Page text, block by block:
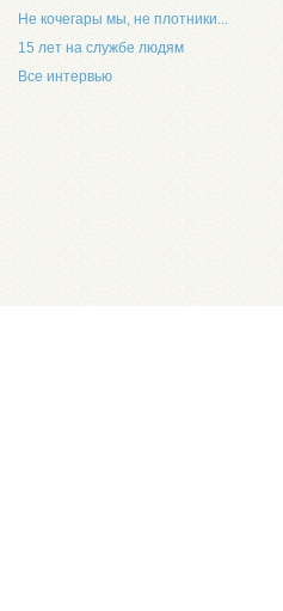
Не кочегары мы, не плотники...
15 лет на службе людям
Все интервью